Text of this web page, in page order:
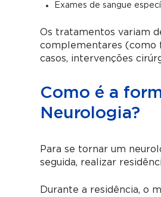
Exames de sangue
Os tratamentos variam
complementares (como
casos, intervenções
Como é a
Neurologia?
Para se tornar um
seguida, realizar
Durante a residência, o